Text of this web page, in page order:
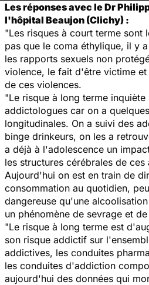
Les réponses avec le Dr
l'hôpital Beaujon (Clichy) :
"Les risques à court terme sont
pas que le coma éthylique, il y
les rapports sexuels non
violence, le fait d'être victime
de ces violences.
"Le risque à long terme inquiète
addictologues car on a
longitudinales. On a suivi des
binge drinkeurs, on les a
a déjà à l'adolescence un
les structures cérébrales de
Aujourd'hui on est en train de
consommation au quotidien,
dangereuse qu'une
un phénomène de sevrage et
"Le risque à long terme est
son risque addictif sur
addictives, les conduites
les conduites d'addiction
aujourd'hui des données qui